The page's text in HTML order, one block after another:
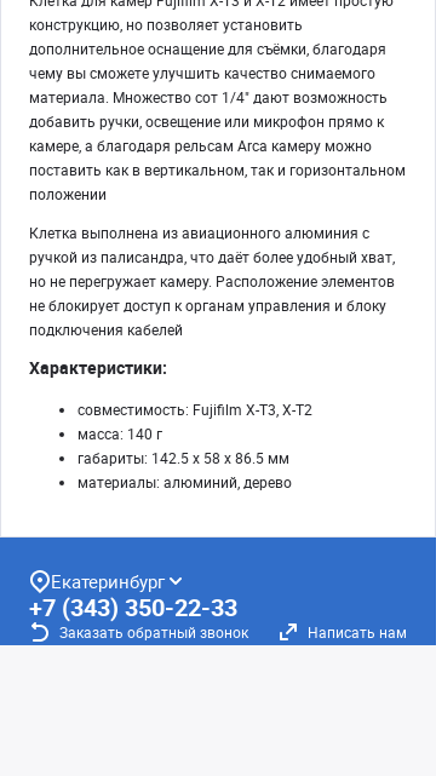
конструкцию, но позволяет установить
дополнительное оснащение для съёмки, благодаря
чему вы сможете улучшить качество снимаемого
материала. Множество сот 1/4" дают возможность
добавить ручки, освещение или микрофон прямо к
камере, а благодаря рельсам Arca камеру можно
поставить как в вертикальном, так и горизонтальном
положении
Клетка выполнена из авиационного алюминия с
ручкой из палисандра, что даёт более удобный хват,
но не перегружает камеру. Расположение элементов
не блокирует доступ к органам управления и блоку
подключения кабелей
Характеристики:
совместимость: Fujifilm X-T3, X-T2
масса: 140 г
габариты: 142.5 х 58 х 86.5 мм
материалы: алюминий, дерево
Екатеринбург
+7 (343) 350-22-33
Заказать обратный звонок Написать нам
8 (800) 300-46-05